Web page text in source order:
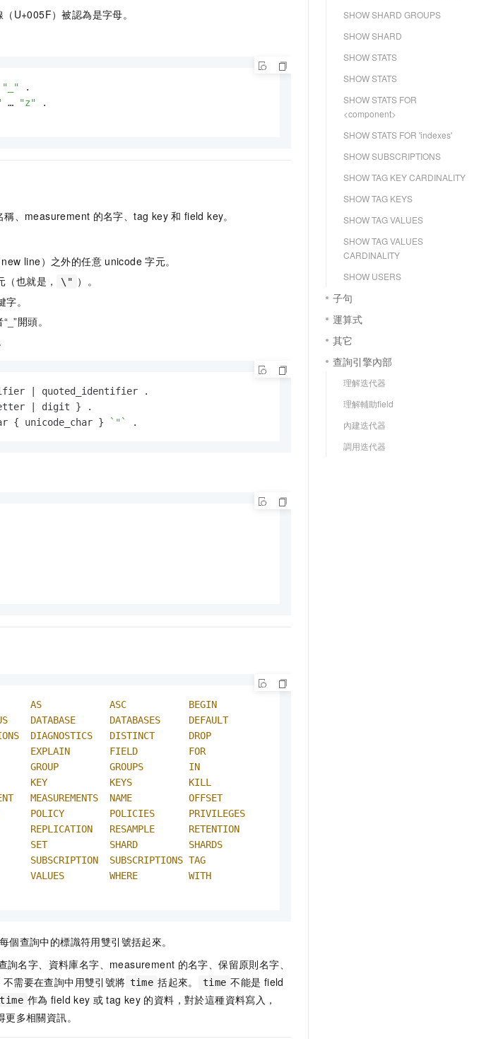
U+005F）被認為是字母。
"_"
.
… "z"
.
稱、measurement 的名字、tag key 和 field key。
line）之外的任意 unicode 字元。
（也就是， \" ）。
字。
開頭。
| quoted_identifier .
| digit } .
{ unicode_char } `"` .
AS ASC
BEGIN
DATABASE DATABASES
DEFAULT
DIAGNOSTICS DISTINCT
DROP
EXPLAIN FIELD
FOR
GROUP GROUPS
IN
KEY KEYS
KILL
MEASUREMENTS NAME
OFFSET
POLICY POLICIES
PRIVILEGES
REPLICATION RESAMPLE
RETENTION
SET SHARD
SHARDS
SUBSCRIPTION SUBSCRIPTIONS TAG
VALUES WHERE
WITH
個查詢中的標識符用雙引號括起來。
詢名字、資料庫名字、measurement 的名字、保留原則名字、
需要在查詢中用雙引號將 time 括起來。 time 不能是 field
time 作為 field key 或 tag key 的資料，對於這種資料寫入，
更多相關資訊。
SHOW SHARD GROUPS
SHOW SHARD
SHOW STATS
SHOW STATS
SHOW STATS FOR
<component>
SHOW STATS FOR 'indexes'
SHOW SUBSCRIPTIONS
SHOW TAG KEY CARDINALITY
SHOW TAG KEYS
SHOW TAG VALUES
SHOW TAG VALUES
CARDINALITY
SHOW USERS
子句
運算式
其它
查詢引擎內部
理解迭代器
理解輔助field
內建迭代器
調用迭代器